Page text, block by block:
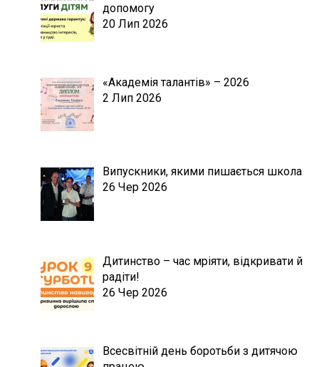
допомогу
20 Лип 2026
«Академія талантів» – 2026
2 Лип 2026
Випускники, якими пишається школа
26 Чер 2026
Дитинство – час мріяти, відкривати й
радіти!
26 Чер 2026
Всесвітній день боротьби з дитячою